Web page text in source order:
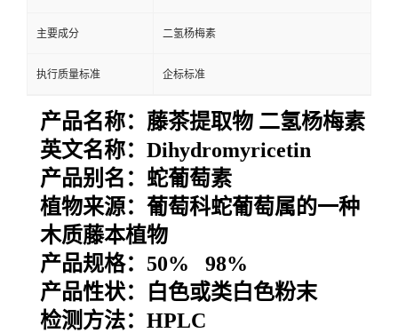
主要成分 二氢杨梅素
执行质量标准 企标标准
产品名称：藤茶提取物 二氢杨梅素
英文名称： Dihydromyricetin
产品别名： 蛇葡萄素
植物来源： 葡萄科蛇葡萄属的一种
木质藤本植物
产品规格：50% 98%
产品性状：
白色或类白色粉末
检测方法：HPLC